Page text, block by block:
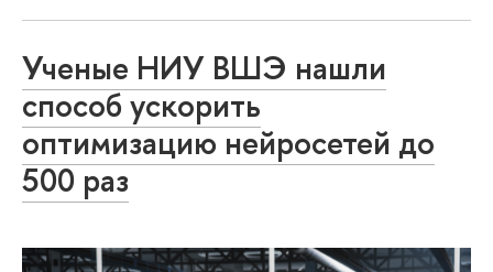
Ученые НИУ ВШЭ нашли
способ ускорить
оптимизацию нейросетей до
500 раз